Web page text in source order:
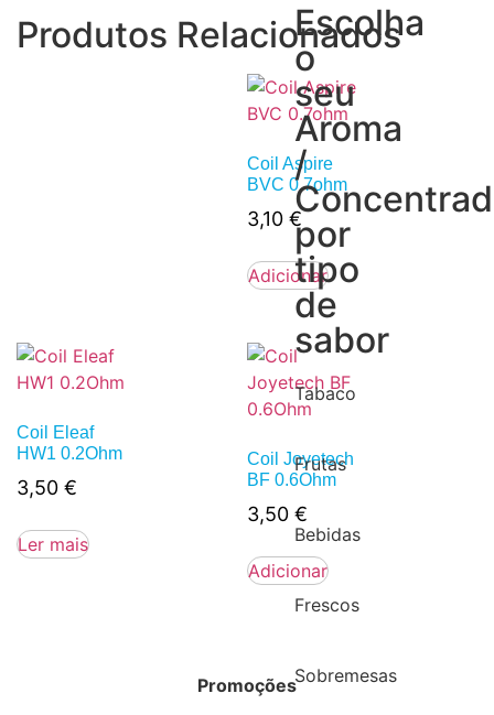
Escolha
o
seu
Aroma
/
por
tipo
de
sabor
Tabaco
Frutas
Bebidas
Frescos
Sobremesas
Produtos Relacionados
Coil Aspire
BVC 0.7ohm
3,10 €
Adicionar
Coil Eleaf
HW1 0.2Ohm
3,50 €
Ler mais
Coil Joyetech
BF 0.6Ohm
3,50 €
Adicionar
Promoções